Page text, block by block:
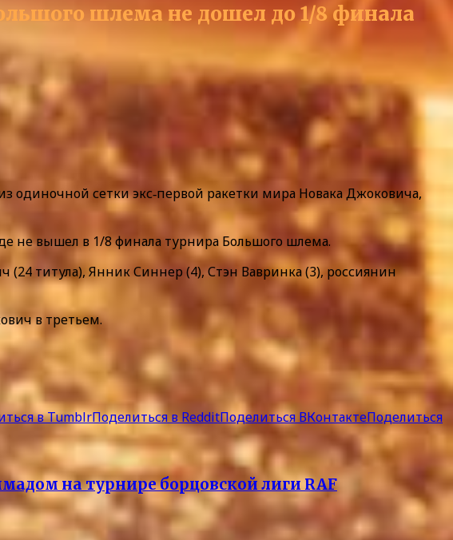
шлема не дошел до 1/8 финала
сетки экс‑первой ракетки мира Новака Джоковича,
не вышел в 1/8 финала турнира Большого шлема.
титула), Янник Синнер (4), Стэн Вавринка (3), россиянин
в третьем.
в TumblrПоделиться в RedditПоделиться ВКонтактеПоделиться
на турнире борцовской лиги RAF